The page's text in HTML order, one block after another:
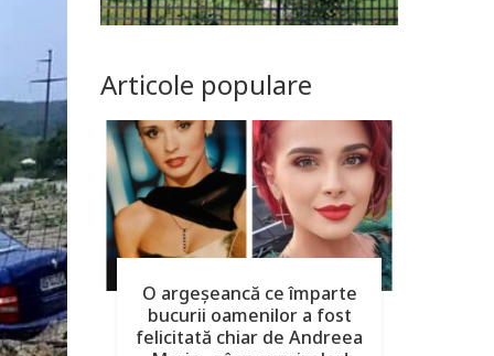
Articole populare
O argeşeancă ce împarte
bucurii oamenilor a fost
felicitată chiar de Andreea